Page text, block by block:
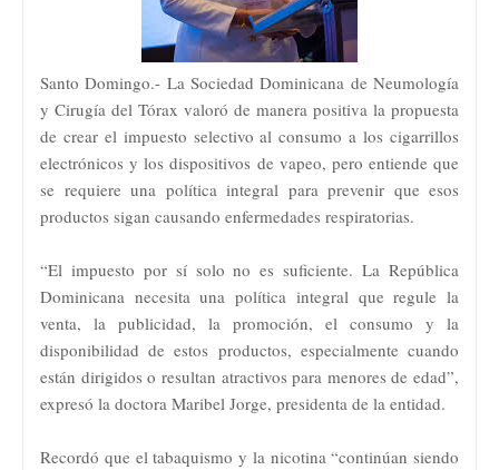
Santo Domingo.- La Sociedad Dominicana de Neumología
y Cirugía del Tórax valoró de manera positiva la propuesta
de crear el impuesto selectivo al consumo a los cigarrillos
electrónicos y los dispositivos de vapeo, pero entiende que
se requiere una política integral para prevenir que esos
productos sigan causando enfermedades respiratorias.
“El impuesto por sí solo no es suficiente. La República
Dominicana necesita una política integral que regule la
venta, la publicidad, la promoción, el consumo y la
disponibilidad de estos productos, especialmente cuando
están dirigidos o resultan atractivos para menores de edad”,
expresó la doctora Maribel Jorge, presidenta de la entidad.
Recordó que el tabaquismo y la nicotina “continúan siendo